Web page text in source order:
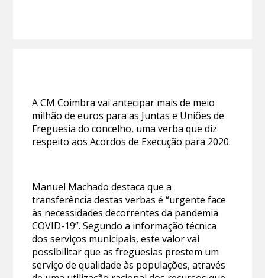
A CM Coimbra vai antecipar mais de meio
milhão de euros para as Juntas e Uniões de
Freguesia do concelho, uma verba que diz
respeito aos Acordos de Execução para 2020.
Manuel Machado destaca que a
transferência destas verbas é “urgente face
às necessidades decorrentes da pandemia
COVID-19”. Segundo a informação técnica
dos serviços municipais, este valor vai
possibilitar que as freguesias prestem um
serviço de qualidade às populações, através